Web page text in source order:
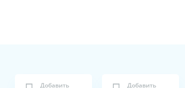
Добавить
Добавить